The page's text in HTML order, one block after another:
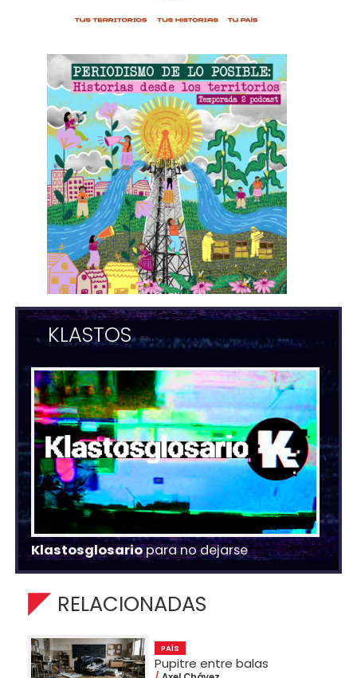
KLASTOS
Klastosglosariopara no dejarse
RELACIONADAS
PAÍS
Pupitre entre balas